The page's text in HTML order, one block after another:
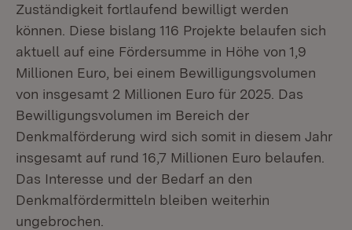
Zuständigkeit fortlaufend bewilligt werden
können. Diese bislang 116 Projekte belaufen sich
aktuell auf eine Fördersumme in Höhe von 1,9
Millionen Euro, bei einem Bewilligungsvolumen
von insgesamt 2 Millionen Euro für 2025. Das
Bewilligungsvolumen im Bereich der
Denkmalförderung wird sich somit in diesem Jahr
insgesamt auf rund 16,7 Millionen Euro belaufen.
Das Interesse und der Bedarf an den
Denkmalfördermitteln bleiben weiterhin
ungebrochen.